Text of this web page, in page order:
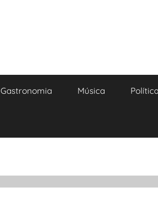
Gastronomia Música Política